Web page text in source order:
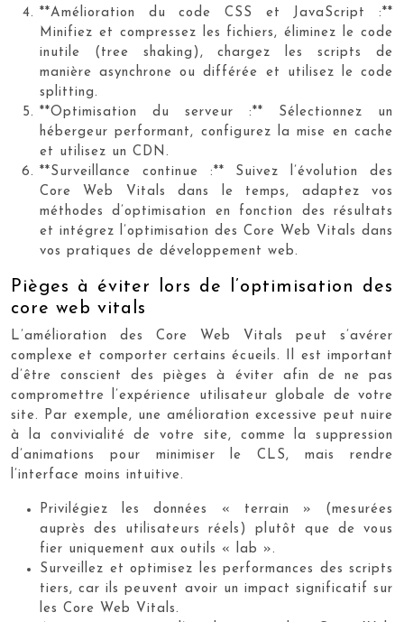
**Amélioration du code CSS et JavaScript :**
Minifiez et compressez les fichiers, éliminez le code
inutile (tree shaking), chargez les scripts de
manière asynchrone ou différée et utilisez le code
splitting.
**Optimisation du serveur :** Sélectionnez un
hébergeur performant, configurez la mise en cache
et utilisez un CDN.
**Surveillance continue :** Suivez l’évolution des
Core Web Vitals dans le temps, adaptez vos
méthodes d’optimisation en fonction des résultats
et intégrez l’optimisation des Core Web Vitals dans
vos pratiques de développement web.
Pièges à éviter lors de l’optimisation des
core web vitals
L’amélioration des Core Web Vitals peut s’avérer
complexe et comporter certains écueils. Il est important
d’être conscient des pièges à éviter afin de ne pas
compromettre l’expérience utilisateur globale de votre
site. Par exemple, une amélioration excessive peut nuire
à la convivialité de votre site, comme la suppression
d’animations pour minimiser le CLS, mais rendre
l’interface moins intuitive.
Privilégiez les données « terrain » (mesurées
auprès des utilisateurs réels) plutôt que de vous
fier uniquement aux outils « lab ».
Surveillez et optimisez les performances des scripts
tiers, car ils peuvent avoir un impact significatif sur
les Core Web Vitals.